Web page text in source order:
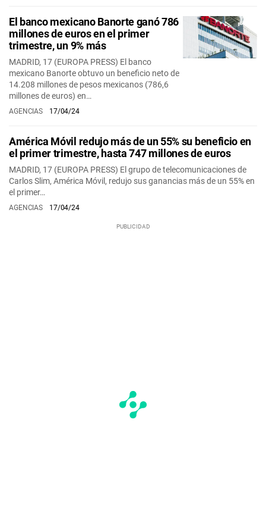
El banco mexicano Banorte ganó 786
millones de euros en el primer
trimestre, un 9% más
MADRID, 17 (EUROPA PRESS) El banco
mexicano Banorte obtuvo un beneficio neto de
14.208 millones de pesos mexicanos (786,6
millones de euros) en…
AGENCIAS 17/04/24
América Móvil redujo más de un 55% su beneficio en
el primer trimestre, hasta 747 millones de euros
MADRID, 17 (EUROPA PRESS) El grupo de telecomunicaciones de
Carlos Slim, América Móvil, redujo sus ganancias más de un 55% en
el primer…
AGENCIAS 17/04/24